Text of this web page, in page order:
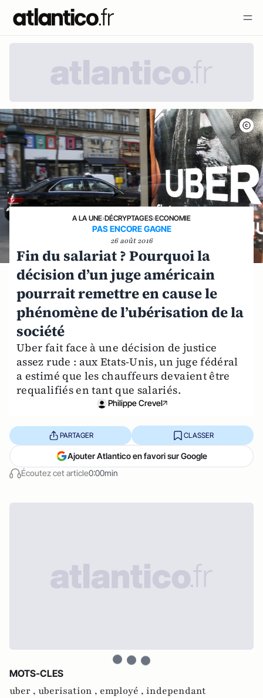
A LA UNE›DÉCRYPTAGES›ECONOMIE
PAS ENCORE GAGNE
26 août 2016
Fin du salariat ? Pourquoi la
décision d’un juge américain
pourrait remettre en cause le
phénomène de l’ubérisation de la
société
Uber fait face à une décision de justice
assez rude : aux Etats-Unis, un juge fédéral
a estimé que les chauffeurs devaient être
requalifiés en tant que salariés.
Philippe Crevel
Écoutez cet article0:00min
PARTAGER CLASSER
Ajouter Atlantico en favori sur Google
MOTS-CLES
uber , uberisation , employé , independant